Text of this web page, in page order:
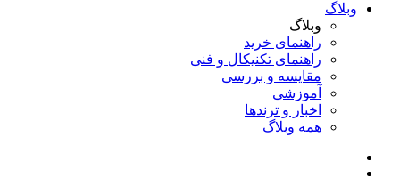
وبلاگ
وبلاگ
راهنمای خرید
راهنمای تکنیکال و فنی
مقایسه و بررسی
آموزشی
اخبار و ترندها
همه وبلاگ